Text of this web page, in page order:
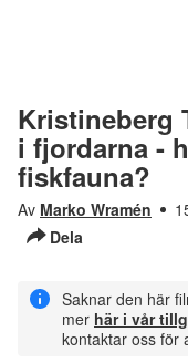
Kristineberg
i fjordarna -
fiskfauna?
Av Marko Wramén
Dela
Saknar den här
mer här i vår
kontaktar oss för